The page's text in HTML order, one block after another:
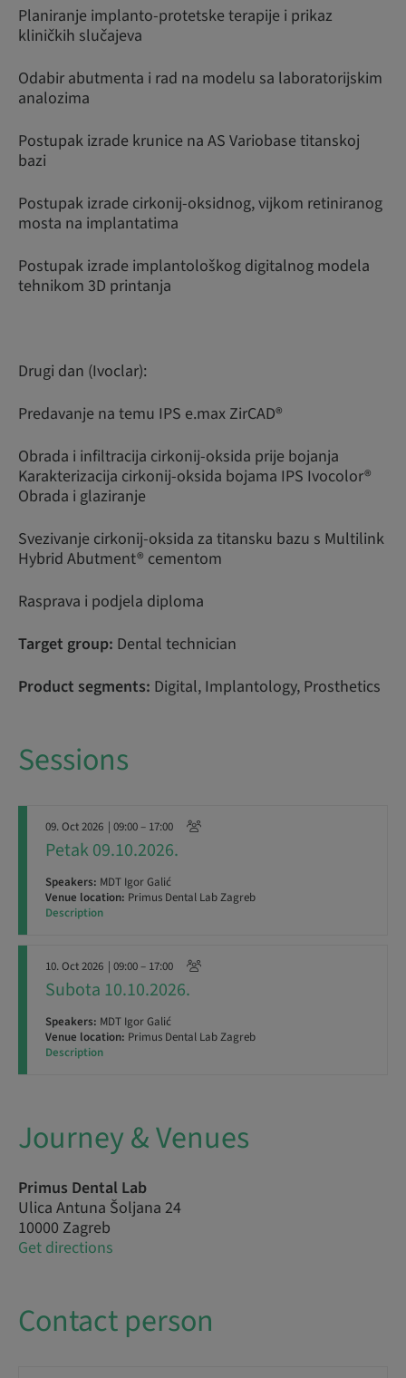
Planiranje implanto-protetske terapije i prikaz
kliničkih slučajeva
Odabir abutmenta i rad na modelu sa laboratorijskim
analozima
Postupak izrade krunice na AS Variobase titanskoj
bazi
Postupak izrade cirkonij-oksidnog, vijkom retiniranog
mosta na implantatima
Postupak izrade implantološkog digitalnog modela
tehnikom 3D printanja
Drugi dan (Ivoclar):
Predavanje na temu IPS e.max ZirCAD®
Obrada i infiltracija cirkonij-oksida prije bojanja
Karakterizacija cirkonij-oksida bojama IPS Ivocolor®
Obrada i glaziranje
Svezivanje cirkonij-oksida za titansku bazu s Multilink
Hybrid Abutment® cementom
Rasprava i podjela diploma
Target group: Dental technician
Product segments: Digital, Implantology, Prosthetics
Sessions
09. Oct 2026 | 09:00 – 17:00
Petak 09.10.2026.
Speakers: MDT Igor Galić
Venue location: Primus Dental Lab Zagreb
Description
10. Oct 2026 | 09:00 – 17:00
Subota 10.10.2026.
Speakers: MDT Igor Galić
Venue location: Primus Dental Lab Zagreb
Description
Journey & Venues
Primus Dental Lab
Ulica Antuna Šoljana 24
10000 Zagreb
Get directions
Contact person